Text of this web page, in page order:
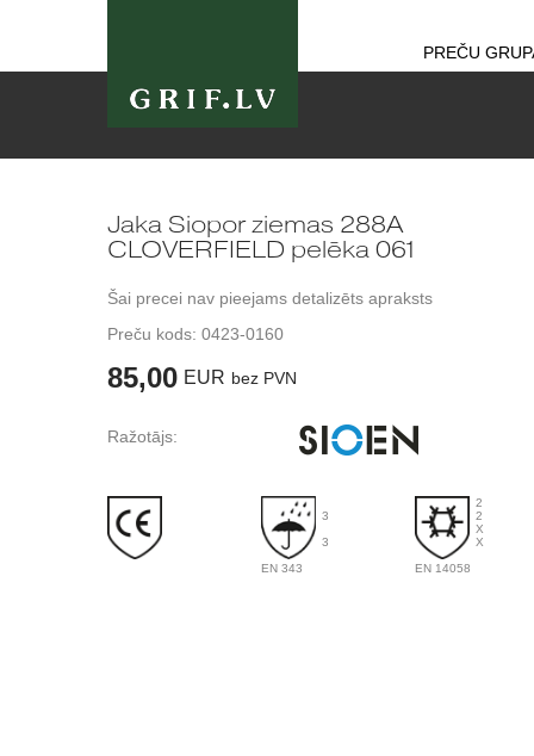
PREČU
Jaka Siopor ziemas 288A
CLOVERFIELD pelēka 061
Šai precei nav pieejams detalizēts apraksts
Preču kods: 0423-0160
85,00 EUR bez PVN
Ražotājs:
3
3
EN 343
2
2
X
X
EN 14058